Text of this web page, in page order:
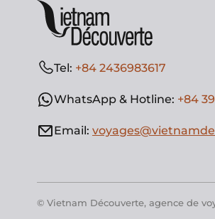
Tel: +84 2436983617
WhatsApp & Hotline: +84
Email:
© Vietnam Découverte, agence de